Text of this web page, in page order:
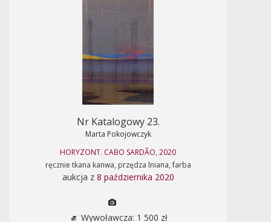
Nr Katalogowy 23.
Marta Pokojowczyk
HORYZONT. CABO SARDÃO, 2020
ręcznie tkana kanwa, przędza lniana, farba
aukcja z 8 października 2020
Wywoławcza: 1 500 zł